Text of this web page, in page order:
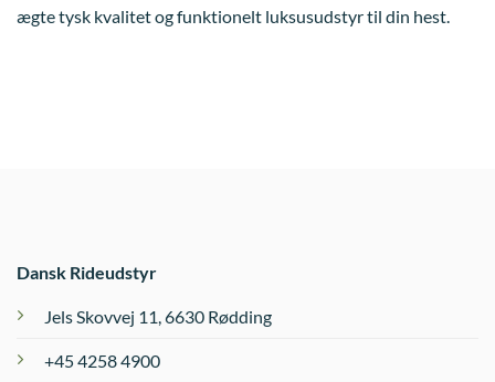
ægte tysk kvalitet og funktionelt luksusudstyr til din hest.
Dansk Rideudstyr
Jels Skovvej 11, 6630 Rødding
+45 4258 4900